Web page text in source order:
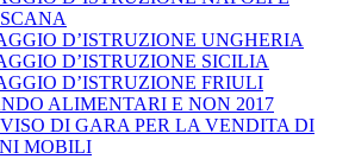
D’ISTRUZIONE UNGHERIA
D’ISTRUZIONE SICILIA
D’ISTRUZIONE FRIULI
ALIMENTARI E NON 2017
DI GARA PER LA VENDITA DI
MOBILI